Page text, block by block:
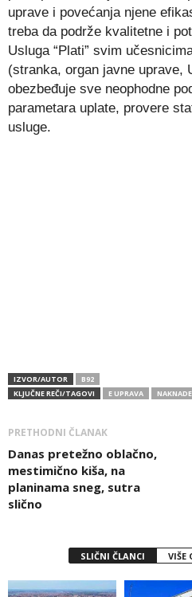
uprave i povećanja njene
treba da podrže kvalitetne i
Usluga “Plati” svim
(stranka, organ javne uprave,
obezbeđuje sve neophodne
parametara uplate, provere
usluge.
IZVOR/AUTOR
B92
KLJUČNE REČI/TAGOVI
E UPRAVA NAKNADE
PRETHODNI ČLANAK
Danas pretežno oblačno,
mestimično kiša, na
planinama sneg, sutra
slično
SLIČNI ČLANCI VIŠE